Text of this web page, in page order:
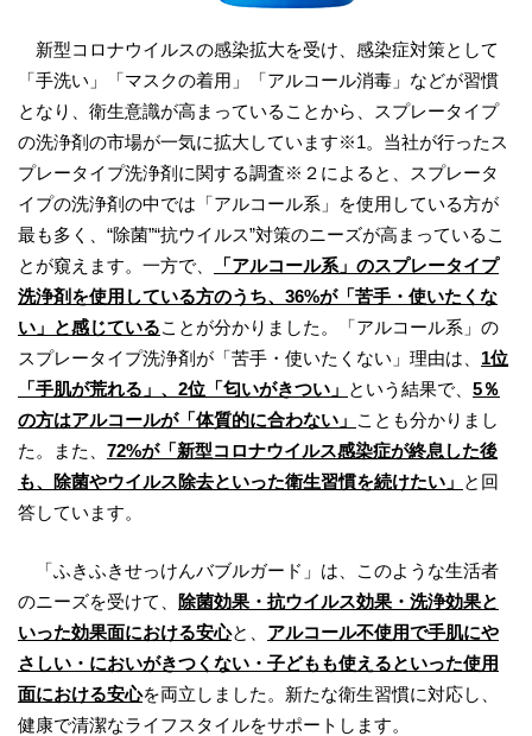
新型コロナウイルスの感染拡大を受け、感染症対策として
「手洗い」「マスクの着用」「アルコール消毒」などが習慣
となり、衛生意識が高まっていることから、スプレータイプ
の洗浄剤の市場が一気に拡大しています※1。当社が行ったス
プレータイプ洗浄剤に関する調査※２によると、スプレータ
イプの洗浄剤の中では「アルコール系」を使用している方が
最も多く、“除菌”“抗ウイルス”対策のニーズが高まっているこ
とが窺えます。一方で、
「アルコール系」のスプレータイプ
洗浄剤を使用している方のうち、36%が「苦手・使いたくな
い」と感じていることが分かりました。「アルコール系」の
スプレータイプ洗浄剤が「苦手・使いたくない」理由は、 1位
「手肌が荒れる」、2位「匂いがきつい」 という結果で、 5％
の方はアルコールが「体質的に合わない」 ことも分かりまし
た。また、 72%が「新型コロナウイルス感染症が終息した後
も、除菌やウイルス除去といった衛生習慣を続けたい」 と回
答しています。
「ふきふきせっけんバブルガード」は、このような生活者
のニーズを受けて、
除菌効果・抗ウイルス効果・洗浄効果と
いった効果面における安心と、 アルコール不使用で手肌にや
さしい・においがきつくない・子どもも使えるといった使用
面における安心を両立しました。新たな衛生習慣に対応し、
健康で清潔なライフスタイルをサポートします。